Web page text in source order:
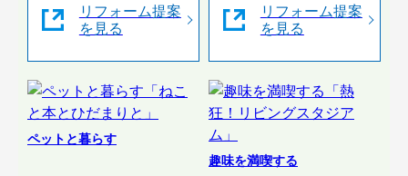
リフォーム提案
を見る
リフォーム提案
を見る
ペットと暮らす
趣味を満喫する